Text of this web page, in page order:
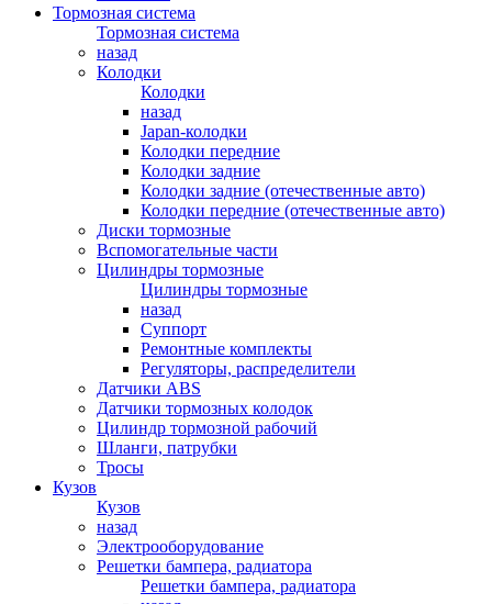
Тормозная система
Тормозная система
назад
Колодки
Колодки
назад
Japan-колодки
Колодки передние
Колодки задние
Колодки задние (отечественные авто)
Колодки передние (отечественные авто)
Диски тормозные
Вспомогательные части
Цилиндры тормозные
Цилиндры тормозные
назад
Суппорт
Ремонтные комплекты
Регуляторы, распределители
Датчики ABS
Датчики тормозных колодок
Цилиндр тормозной рабочий
Шланги, патрубки
Тросы
Кузов
Кузов
назад
Электрооборудование
Решетки бампера, радиатора
Решетки бампера, радиатора